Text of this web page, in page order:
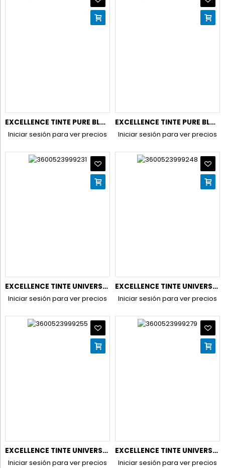
EXCELLENCE TINTE PURE BLONDE N.01 RUBIO ULTRA CL.NATURAL.
Iniciar sesión para ver precios
EXCELLENCE TINTE PURE BLONDE N.03 RUBIO ULTRA CLARO CENIZA
Iniciar sesión para ver precios
EXCELLENCE TINTE UNIVERSAL NUDES N4U CASTAÑO UNIVERSAL
Iniciar sesión para ver precios
EXCELLENCE TINTE UNIVERSAL NUDES N5U CASTAÑO CLARO
Iniciar sesión para ver precios
EXCELLENCE TINTE UNIVERSAL NUDES N6U RUBIO OSCURO
Iniciar sesión para ver precios
EXCELLENCE TINTE UNIVERSAL NUDES N7U RUBIO UNIVERSAL
Iniciar sesión para ver precios